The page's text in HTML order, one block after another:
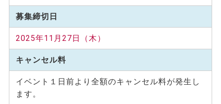
募集締切日
2025年11月27日（木）
キャンセル料
イベント１日前より全額のキャンセル料が発生し
ます。